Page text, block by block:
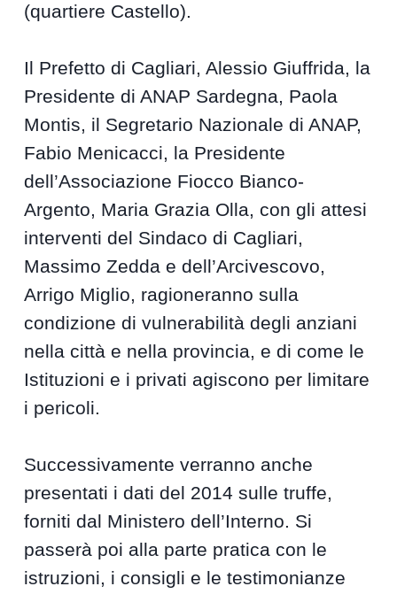
(quartiere Castello).
Il Prefetto di Cagliari, Alessio Giuffrida, la
Presidente di ANAP Sardegna, Paola
Montis, il Segretario Nazionale di ANAP,
Fabio Menicacci, la Presidente
dell’Associazione Fiocco Bianco-
Argento, Maria Grazia Olla, con gli attesi
interventi del Sindaco di Cagliari,
Massimo Zedda e dell’Arcivescovo,
Arrigo Miglio, ragioneranno sulla
condizione di vulnerabilità degli anziani
nella città e nella provincia, e di come le
Istituzioni e i privati agiscono per limitare
i pericoli.
Successivamente verranno anche
presentati i dati del 2014 sulle truffe,
forniti dal Ministero dell’Interno. Si
passerà poi alla parte pratica con le
istruzioni, i consigli e le testimonianze